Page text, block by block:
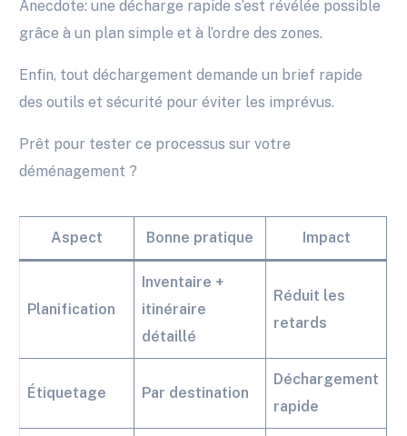
Anecdote: une décharge rapide s’est révélée possible
grâce à un plan simple et à l’ordre des zones.
Enfin, tout déchargement demande un brief rapide
des outils et sécurité pour éviter les imprévus.
Prêt pour tester ce processus sur votre
déménagement ?
Aspect Bonne pratique Impact
Planification
Inventaire +
itinéraire
détaillé
Réduit les
retards
Étiquetage Par destination
Déchargement
rapide